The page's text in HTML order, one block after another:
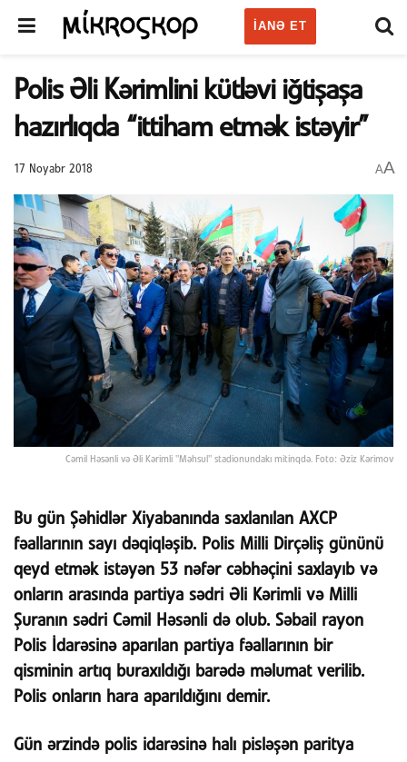
IANƏ ET
Polis Əli Kərimlini kütləvi iğtişaşa
hazırlıqda “ittiham etmək istəyir”
17 Noyabr 2018 AA
Cəmil Həsənli və Əli Kərimli "Məhsul" stadionundakı mitinqdə. Foto: Əziz Kərimov
Bu gün Şəhidlər Xiyabanında saxlanılan AXCP
fəallarının sayı dəqiqləşib. Polis Milli Dirçəliş gününü
qeyd etmək istəyən 53 nəfər cəbhəçini saxlayıb və
onların arasında partiya sədri Əli Kərimli və Milli
Şuranın sədri Cəmil Həsənli də olub. Səbail rayon
Polis İdarəsinə aparılan partiya fəallarının bir
qisminin artıq buraxıldığı barədə məlumat verilib.
Polis onların hara aparıldığını demir.
Gün ərzində polis idarəsinə halı pisləşən paritya